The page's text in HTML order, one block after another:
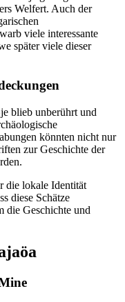
Welfert. Auch der
viele interessante
später viele dieser
blieb unberührt und
könnten nicht nur
zur Geschichte der
die lokale Identität
diese Schätze
die Geschichte und